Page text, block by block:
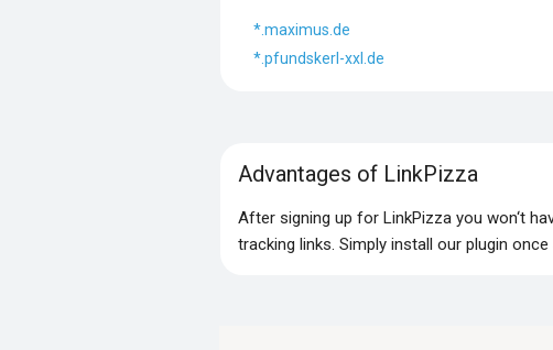
*.maximus.de
*.pfundskerl-xxl.de
Advantages of LinkPizza
After signing up for LinkPizza you won‘t
tracking links. Simply install our plugin